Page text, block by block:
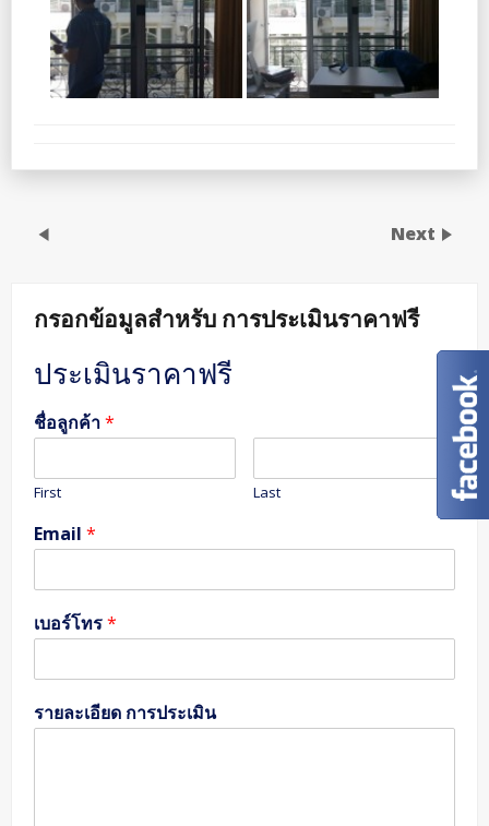
Next
กรอกข้อมูลสำหรับ การประเมินราคาฟรี
ประเมินราคาฟรี
ชื่อลูกค้า*
First Last
Email *
เบอร์โทร*
รายละเอียด การประเมิน